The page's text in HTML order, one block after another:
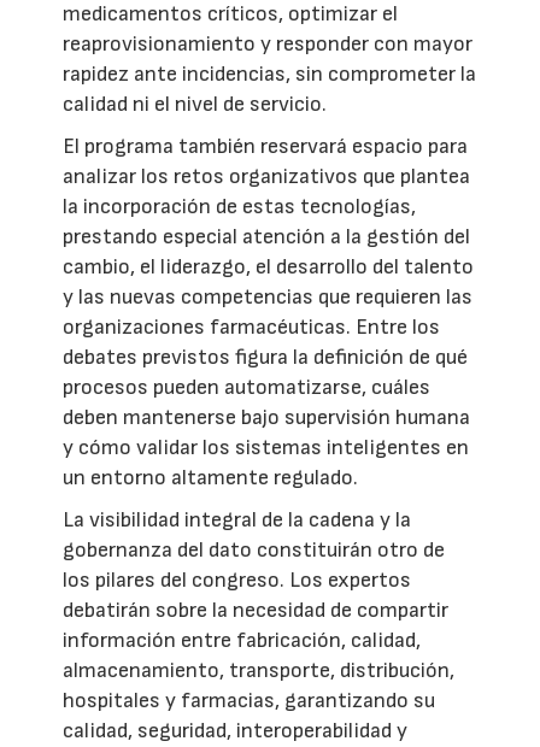
medicamentos críticos, optimizar el
reaprovisionamiento y responder con mayor
rapidez ante incidencias, sin comprometer la
calidad ni el nivel de servicio.
El programa también reservará espacio para
analizar los retos organizativos que plantea
la incorporación de estas tecnologías,
prestando especial atención a la gestión del
cambio, el liderazgo, el desarrollo del talento
y las nuevas competencias que requieren las
organizaciones farmacéuticas. Entre los
debates previstos figura la definición de qué
procesos pueden automatizarse, cuáles
deben mantenerse bajo supervisión humana
y cómo validar los sistemas inteligentes en
un entorno altamente regulado.
La visibilidad integral de la cadena y la
gobernanza del dato constituirán otro de
los pilares del congreso. Los expertos
debatirán sobre la necesidad de compartir
información entre fabricación, calidad,
almacenamiento, transporte, distribución,
hospitales y farmacias, garantizando su
calidad, seguridad, interoperabilidad y